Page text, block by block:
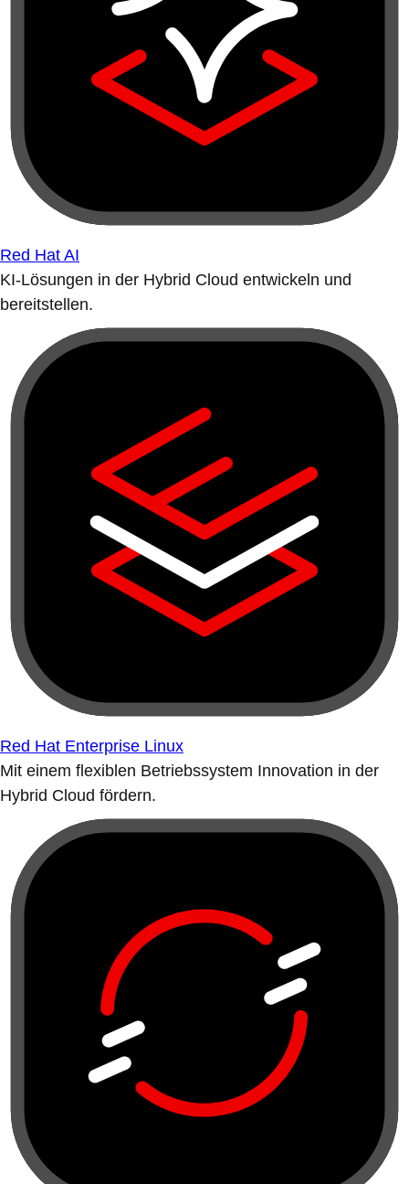
Red Hat AI
KI-Lösungen in der Hybrid Cloud entwickeln und
bereitstellen.
Red Hat Enterprise Linux
Mit einem flexiblen Betriebssystem Innovation in der
Hybrid Cloud fördern.